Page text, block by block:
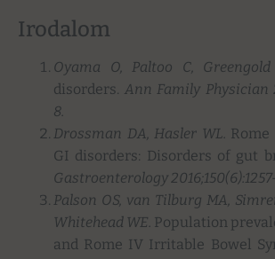
Irodalom
Oyama O, Paltoo C, Greengold
disorders. Ann Family Physician
8.
Drossman DA, Hasler WL.
GI disorders: Disorders of gut
Gastroenterology
Palson OS, van Tilburg MA,
Whitehead WE. Population
and Rome IV Irritable Bowel